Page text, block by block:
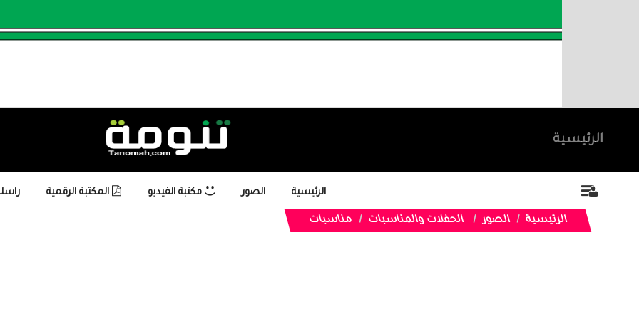
الرئيسية
الرئيسية الصور مكتبة الفيديو المكتبة الرقمية
الرئيسية الصور الحفلات والمناسبات مناسبات